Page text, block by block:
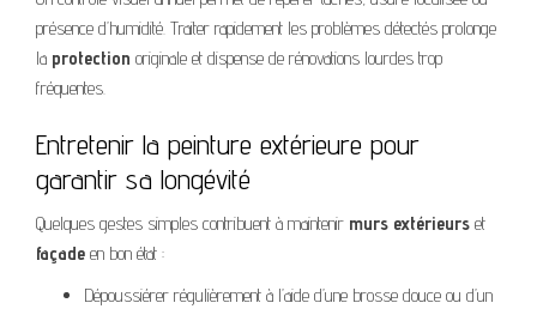
présence d’humidité. Traiter rapidement les problèmes détectés prolonge
la protection originale et dispense de rénovations lourdes trop
fréquentes.
Entretenir la peinture extérieure pour
garantir sa longévité
Quelques gestes simples contribuent à maintenir murs extérieurs et
façade en bon état :
Dépoussiérer régulièrement à l’aide d’une brosse douce ou d’un